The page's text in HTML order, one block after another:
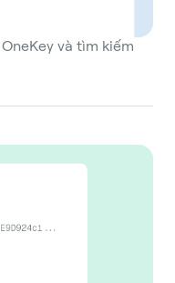
và tìm kiếm